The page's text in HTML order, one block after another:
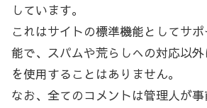
しています。
これはサイトの標準機能としてサ
能で、スパムや荒らしへの対応以
を使用することはありません。
なお、全てのコメントは管理人が